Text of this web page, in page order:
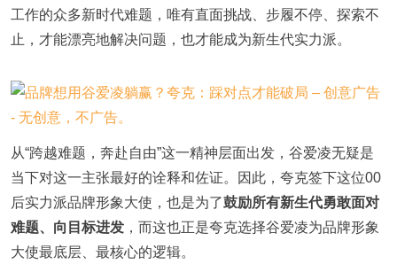
工作的众多新时代难题，唯有直面挑战、步履不停、探索不
止，才能漂亮地解决问题，也才能成为新生代实力派。
从“跨越难题，奔赴自由”这一精神层面出发，谷爱凌无疑是
当下对这一主张最好的诠释和佐证。因此，夸克签下这位00
后实力派品牌形象大使，也是为了鼓励所有新生代勇敢面对
难题、向目标进发 ，而这也正是夸克选择谷爱凌为品牌形象
大使最底层、最核心的逻辑。